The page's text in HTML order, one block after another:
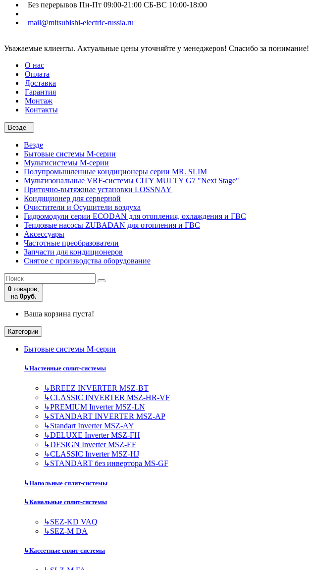
Без перерывов Пн-Пт 09:00-21:00 СБ-ВС 10:00-18:00
mail@mitsubishi-electric-russia.ru
Уважаемые клиенты. Актуальные цены уточняйте у менеджеров! Спасибо за понимание!
О нас
Оплата
Доставка
Гарантия
Монтаж
Контакты
Везде
Везде
Бытовые системы M-серии
Мультисистемы M-серии
Полупромышленные кондиционеры серии MR. SLIM
Мультизональные VRF-системы CITY MULTY G7 "Next Stage"
Приточно-вытяжные установки LOSSNAY
Кондиционер для серверной
Очистители и Осушители воздуха
Гидромодули серии ECODAN для отопления, охлаждения и ГВС
Тепловые насосы ZUBADAN для отопления и ГВС
Аксесcуары
Частотные преобразователи
Запчасти для кондиционеров
Снятое с производства оборудование
0 товаров,
на 0руб.
Ваша корзина пуста!
Категории
Бытовые системы M-серии
↳Настенные сплит-системы
↳BREEZ INVERTER MSZ-BT
↳CLASSIC INVERTER MSZ-HR-VF
↳PREMIUM Inverter MSZ-LN
↳STANDART INVERTER MSZ-AP
↳Standart Inverter MSZ-AY
↳DELUXE Inverter MSZ-FH
↳DESIGN Inverter MSZ-EF
↳CLASSIC Inverter MSZ-HJ
↳STANDART без инвертора MS-GF
↳Напольные сплит-системы
↳Канальные сплит-системы
↳SEZ-KD VAQ
↳SEZ-M DA
↳Кассетные сплит-системы